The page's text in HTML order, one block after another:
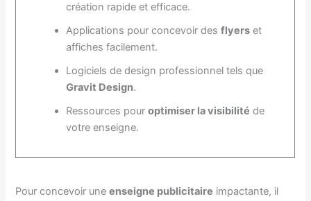
création rapide et efficace.
Applications pour concevoir des flyerset
affiches facilement.
Logiciels de design professionnel tels que
Gravit Design.
Ressources pour optimiser la visibilité de
votre enseigne.
Pour concevoir uneenseigne publicitaire impactante, il